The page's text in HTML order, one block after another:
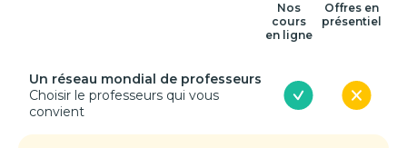
Nos
cours
en ligne
Offres en
présentiel
Un réseau mondial de professeurs
Choisir le professeurs qui vous
convient